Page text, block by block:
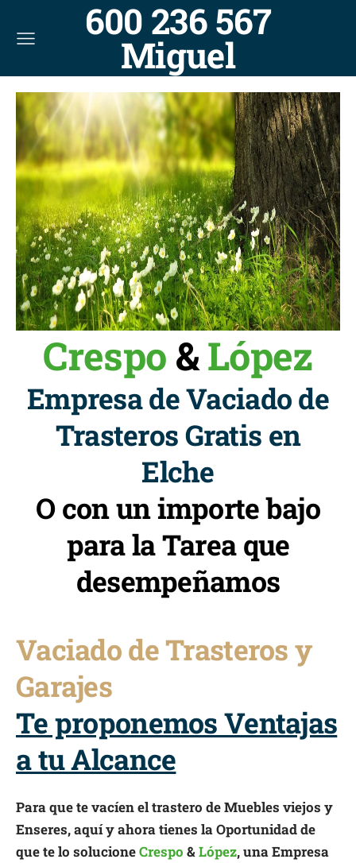
600 236 567
Miguel
Crespo &López
Empresa de Vaciado de
Trasteros Gratis en
Elche
O con un importe bajo
para la Tarea que
desempeñamos
Vaciado de Trasteros y
Garajes
Te proponemos Ventajas
a tu Alcance
Para que te vacíen el trastero de Muebles viejos y
Enseres, aquí y ahora tienes la Oportunidad de
que te lo solucioneCrespo &López, una Empresa